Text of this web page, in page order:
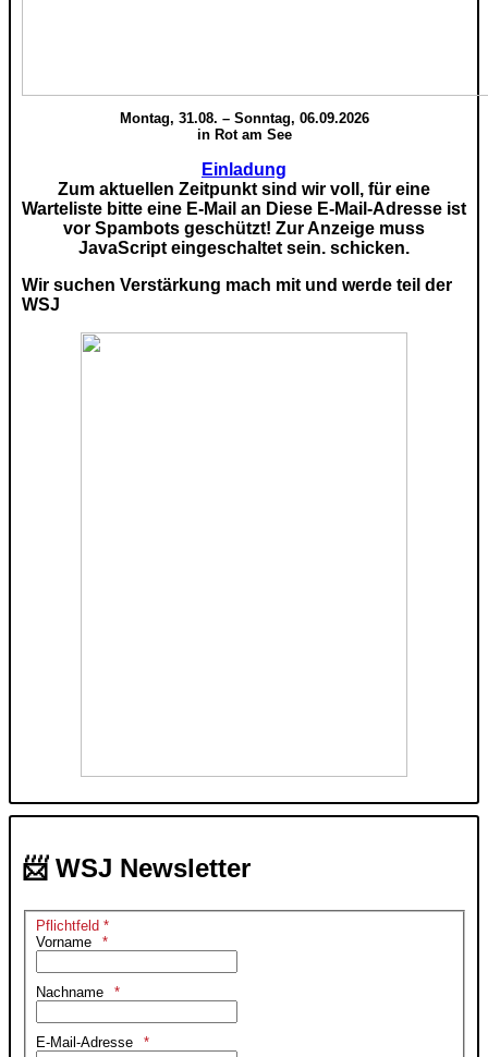
Montag, 31.08. – Sonntag, 06.09.2026
in Rot am See
Einladung
Zum aktuellen Zeitpunkt sind wir voll, für eine
Warteliste bitte eine E-Mail an Diese E-Mail-Adresse ist
vor Spambots geschützt! Zur Anzeige muss
JavaScript eingeschaltet sein. schicken.
Wir suchen Verstärkung mach mit und werde teil der
WSJ
📨 WSJ Newsletter
Pflichtfeld *
Vorname
Nachname
E-Mail-Adresse